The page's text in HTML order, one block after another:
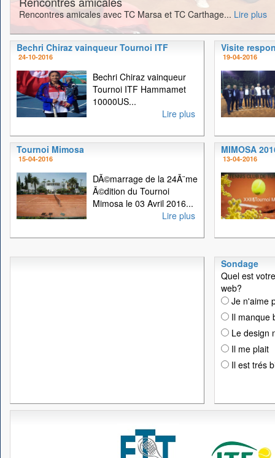
Rencontres amicales avec TC Marsa et TC Carthage... Lire plus
Bechri Chiraz vainqueur Tournoi ITF
24-10-2016
Bechri Chiraz vainqueur
Tournoi ITF Hammamet
10000US...
Lire plus
Visite
19-04-2016
Tournoi Mimosa
15-04-2016
DÃ©marrage de la 24Ã¨me
Ã©dition du Tournoi
Mimosa le 03 Avril 2016...
Lire plus
MIMOSA
13-04-2016
Sondage
Quel est
web?
Je n'aime
Il manque
Le design
Il me plait
Il est trés